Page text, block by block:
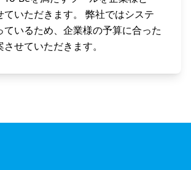
ていただきます。 弊社ではシステ
ているため、企業様の予算に合った
せていただきます。